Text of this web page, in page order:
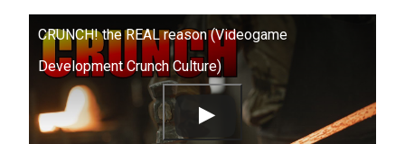
CRUNCH! the REAL reason (Videogame
Development Crunch Culture)